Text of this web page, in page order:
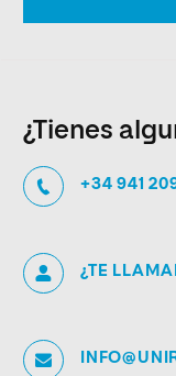
¿Tienes
+34 941
¿TE